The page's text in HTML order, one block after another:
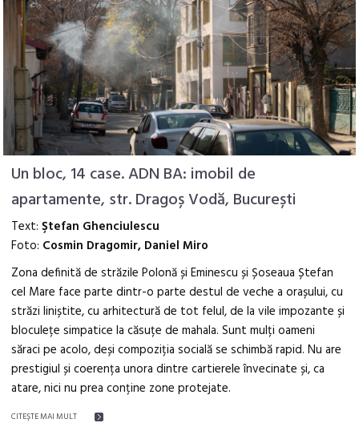
Un bloc, 14 case. ADN BA: imobil de
apartamente, str. Dragoș Vodă, București
Text:Ştefan Ghenciulescu
Foto: Cosmin Dragomir, Daniel Miro
Zona definită de străzile Polonă și Eminescu și Șoseaua Ștefan
cel Mare face parte dintr-o parte destul de veche a orașului, cu
străzi liniștite, cu arhitectură de tot felul, de la vile impozante și
bloculețe simpatice la căsuțe de mahala. Sunt mulți oameni
săraci pe acolo, deși compoziția socială se schimbă rapid. Nu are
prestigiul și coerența unora dintre cartierele învecinate și, ca
atare, nici nu prea conține zone protejate.
CITEŞTE MAI MULT